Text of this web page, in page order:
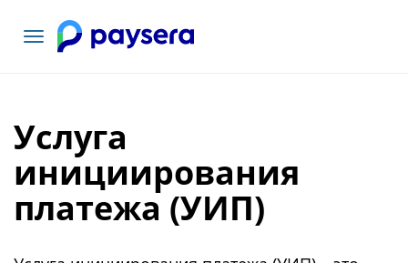
Toggle
navigation
Услуга
инициирования
платежа (УИП)